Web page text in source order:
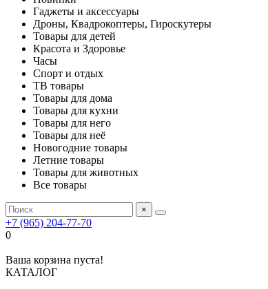
Гаджеты и аксессуары
Дроны, Квадрокоптеры, Гироскутеры
Товары для детей
Красота и Здоровье
Часы
Спорт и отдых
ТВ товары
Товары для дома
Товары для кухни
Товары для него
Товары для неё
Новогодние товары
Летние товары
Товары для животных
Все товары
×
+7 (965) 204-77-70
0
Ваша корзина пуста!
КАТАЛОГ